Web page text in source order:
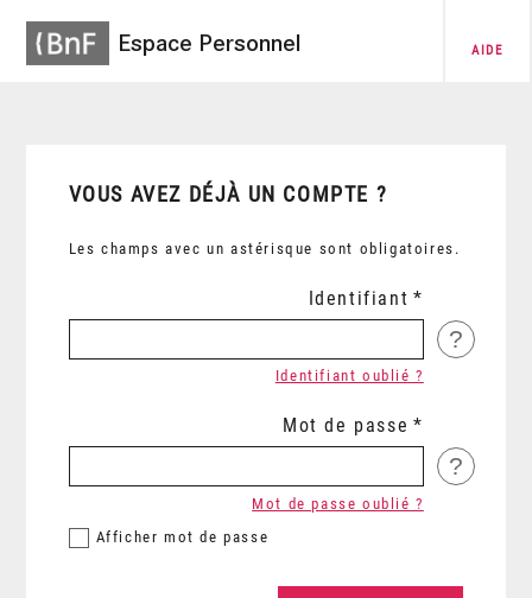
Espace Personnel AIDE
VOUS AVEZ DÉJÀ UN COMPTE ?
Les champs avec un astérisque sont obligatoires.
Identifiant
?
Identifiant oublié ?
Mot de passe
?
Afficher mot de passe
Mot de passe oublié ?